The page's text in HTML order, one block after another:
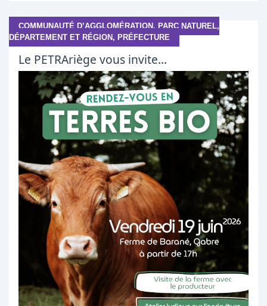
COMMUNAUTÉ D’AGGLOMÉRATION, PARC NATUREL,
DÉPARTEMENT ET RÉGION, PRÉFECTURE
Le PETRAriège vous invite...